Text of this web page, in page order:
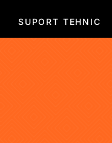
SUPORT TEHNIC